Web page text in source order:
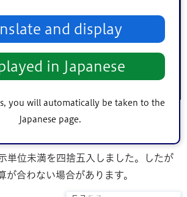
and display
in Japanese
you will automatically be taken to the
Japanese page.
7,017
-3,2
78
-5
単位未満を四捨五入しました。したが
が合わない場合があります。